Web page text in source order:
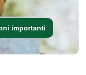
importanti